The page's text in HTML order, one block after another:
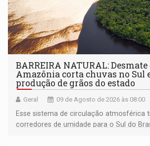
BARREIRA NATURAL: Desmate
Amazônia corta chuvas no Sul
produção de grãos do estado
Geral 09 de Agosto de 2026 às 08:00
Esse sistema de circulação atmosférica
corredores de umidade para o Sul do